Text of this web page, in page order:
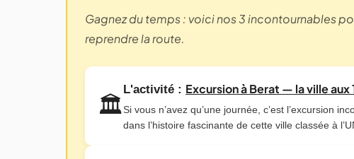
Gagnez du temps : voici nos 3 incontournables
reprendre la route.
🏛️
L'activité : Excursion à Berat — la ville
Si vous n’avez qu’une journée, c’est l’excursion
dans l’histoire fascinante de cette ville classée à